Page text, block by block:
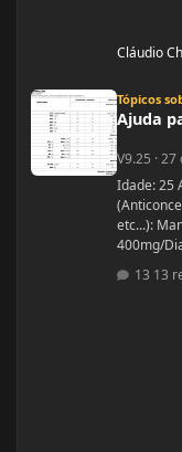
Cláudio
Tópicos
Ajuda
V9.25 ·27
Idade: 25 Altura: 1.70 Peso: 65,7 Medicações em uso
etc...): Manhã: Fluoxetina 20mg/Dia Noite: Quetiapina
400mg/Dia,
cirurgias: Frequentemente tenho hipoglicemia oque faz
13